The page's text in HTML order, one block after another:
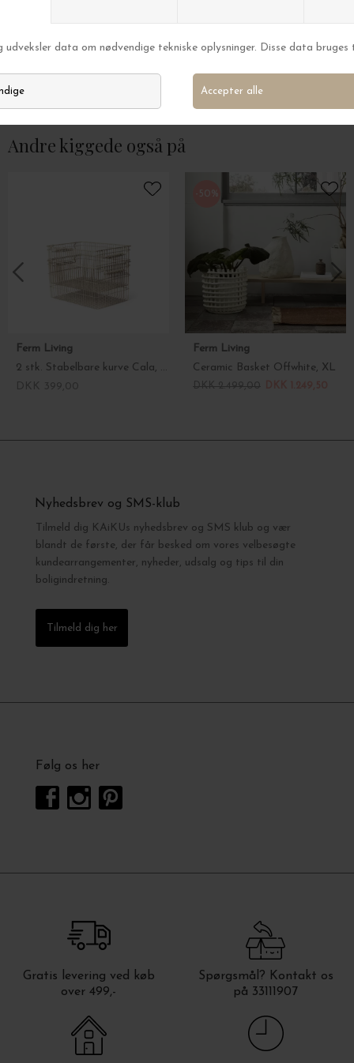
Ferm Living
Falda Smocksyet Pude, Undyed 50*50
DKK 549,00
Ferm Living
Bellure
Andre kiggede også på
Ferm Living
2 stk. Stabelbare kurve Cala, Cashmere
-50%
Ferm Living
Ceramic Basket Offwhite, XL
Nyhedsbrev og SMS-klub
Tilmeld dig KAiKUs nyhedsbrev og SMS klub og vær
blandt de første, der får besked om vores velbesøgte
kundearrangementer, nyheder, udsalg og tips til din
boligindretning.
Tilmeld dig her
Følg os her
Gratis levering ved køb
over 499,-
Spørgsmål? Kontakt os
på 33111907